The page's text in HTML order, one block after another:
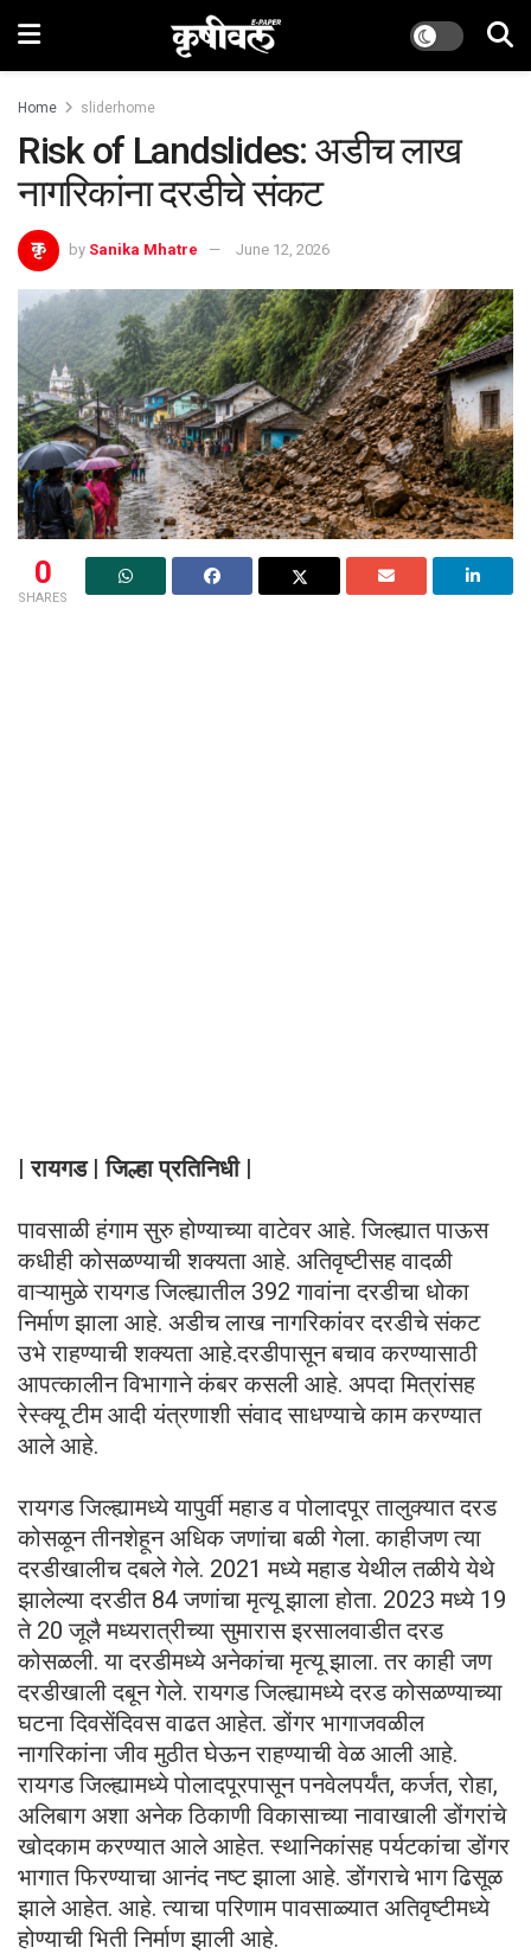
Home sliderhome
Risk of Landslides: अडीच लाख
नागरिकांना दरडीचे संकट
by Sanika Mhatre June 12, 2026
0
SHARES
| रायगड | जिल्हा प्रतिनिधी |
पावसाळी हंगाम सुरु होण्याच्या वाटेवर आहे. जिल्ह्यात पाऊस
कधीही कोसळण्याची शक्यता आहे. अतिवृष्टीसह वादळी
वाऱ्यामुळे रायगड जिल्ह्यातील 392 गावांना दरडीचा धोका
निर्माण झाला आहे. अडीच लाख नागरिकांवर दरडीचे संकट
उभे राहण्याची शक्यता आहे.दरडीपासून बचाव करण्यासाठी
आपत्कालीन विभागाने कंबर कसली आहे. अपदा मित्रांसह
रेस्क्यू टीम आदी यंत्रणाशी संवाद साधण्याचे काम करण्यात
आले आहे.
रायगड जिल्ह्यामध्ये यापुर्वी महाड व पोलादपूर तालुक्यात दरड
कोसळून तीनशेहून अधिक जणांचा बळी गेला. काहीजण त्या
दरडीखालीच दबले गेले. 2021 मध्ये महाड येथील तळीये येथे
झालेल्या दरडीत 84 जणांचा मृत्यू झाला होता. 2023 मध्ये 19
ते 20 जूलै मध्यरात्रीच्या सुमारास इरसालवाडीत दरड
कोसळली. या दरडीमध्ये अनेकांचा मृत्यू झाला. तर काही जण
दरडीखाली दबून गेले. रायगड जिल्ह्यामध्ये दरड कोसळण्याच्या
घटना दिवसेंदिवस वाढत आहेत. डोंगर भागाजवळील
नागरिकांना जीव मुठीत घेऊन राहण्याची वेळ आली आहे.
रायगड जिल्ह्यामध्ये पोलादपूरपासून पनवेलपर्यंत, कर्जत, रोहा,
अलिबाग अशा अनेक ठिकाणी विकासाच्या नावाखाली डोंगरांचे
खोदकाम करण्यात आले आहेत. स्थानिकांसह पर्यटकांचा डोंगर
भागात फिरण्याचा आनंद नष्ट झाला आहे. डोंगराचे भाग ढिसूळ
झाले आहेत. आहे. त्याचा परिणाम पावसाळ्यात अतिवृष्टीमध्ये
होण्याची भिती निर्माण झाली आहे.